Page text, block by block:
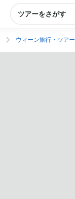
ツアーをさがす
ウィーン旅行・ツアー